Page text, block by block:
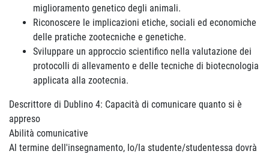
miglioramento genetico degli animali.
Riconoscere le implicazioni etiche, sociali ed economiche
delle pratiche zootecniche e genetiche.
Sviluppare un approccio scientifico nella valutazione dei
protocolli di allevamento e delle tecniche di biotecnologia
applicata alla zootecnia.
Descrittore di Dublino 4: Capacità di comunicare quanto si è
appreso
Abilità comunicative
Al termine dell'insegnamento, lo/la studente/studentessa dovrà